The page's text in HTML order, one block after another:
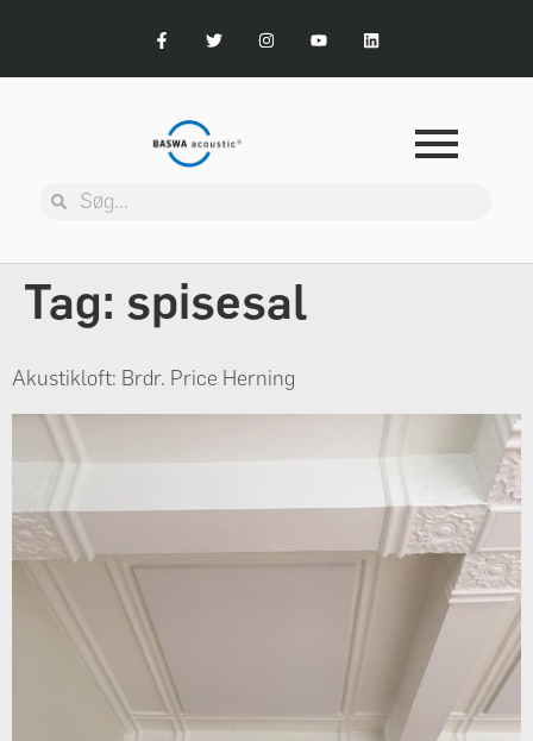
Tag: spisesal
Akustikloft: Brdr. Price Herning